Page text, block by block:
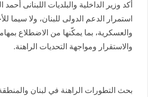
أكد وزير الداخلية والبلديات اللبنانى
استمرار الدعم الدولى للبنان، ولا سيما
والعسكرية، بما يمكّنها من الاضطلاع
والاستقرار ومواجهة التحديات الراهنة.
بحث التطورات الراهنة في لبنان